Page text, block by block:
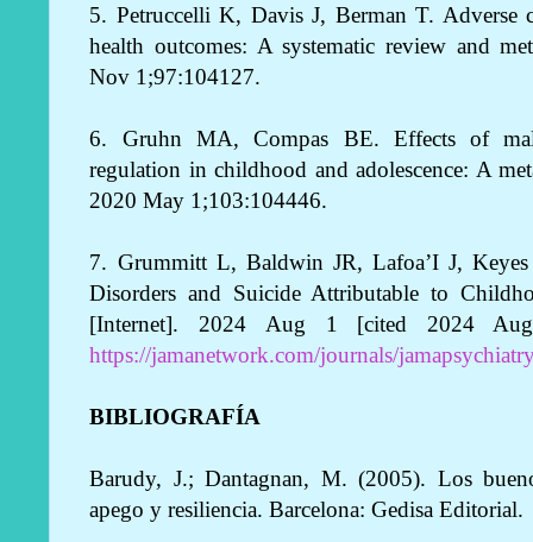
5. Petruccelli K, Davis J, Berman T. Adverse
health outcomes: A systematic review and
Nov 1;97:104127.
6. Gruhn MA, Compas BE. Effects of
regulation in childhood and adolescence: A
2020 May 1;103:104446.
7. Grummitt L, Baldwin JR, Lafoa’I J,
Disorders and Suicide Attributable to
[Internet]. 2024 Aug 1 [cited 2024 Aug
https://jamanetwork.com/journals/
BIBLIOGRAFÍA
Barudy, J.; Dantagnan, M. (2005). Los
apego y resiliencia. Barcelona: Gedisa Editorial.